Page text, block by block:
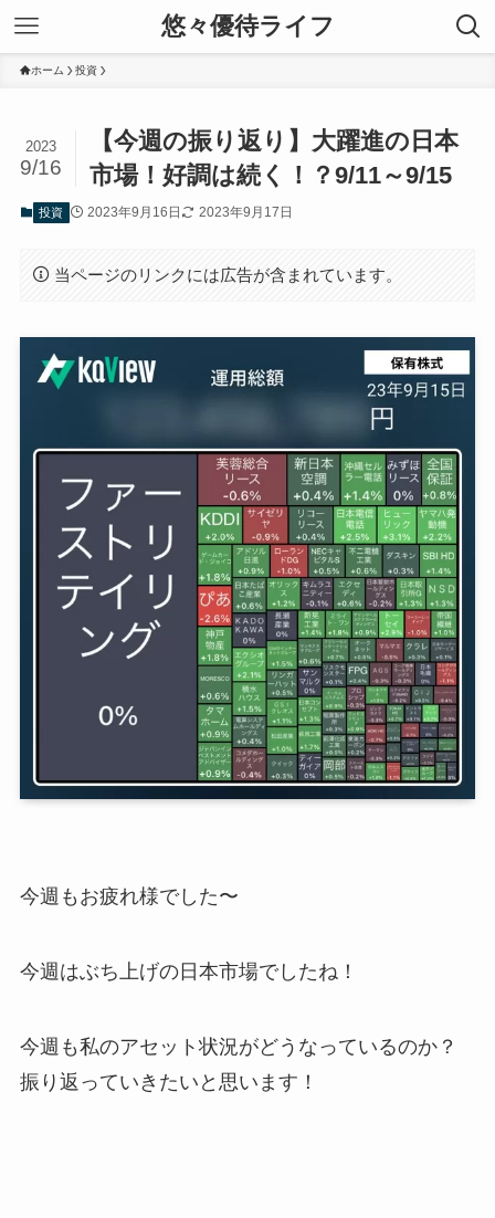
悠々優待ライフ
ホーム 投資
【今週の振り返り】大躍進の日本
市場！好調は続く！？9/11～9/15
2023
9/16
投資 2023年9月16日 2023年9月17日
当ページのリンクには広告が含まれています。
今週もお疲れ様でした〜
今週はぶち上げの日本市場でしたね！
今週も私のアセット状況がどうなっているのか？
振り返っていきたいと思います！